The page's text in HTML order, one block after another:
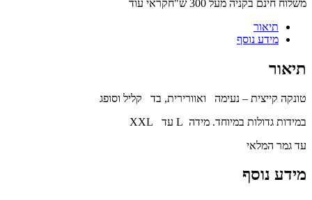
משלוח חינם בקניה מעל 300 ש"חקראי עוד
תיאור
מידע נוסף
תיאור
טונקה קייצית – נעימה ואוורירית, בד קליל וסופג
במידות גדולות במיוחד. מידה L עד XXL
עד גמר המלאי
מידע נוסף